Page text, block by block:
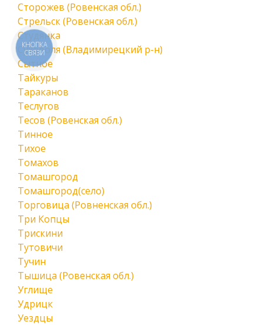
Сторожев (Ровенская обл.)
Стрельск (Ровенская обл.)
Студянка
Суховоля (Владимирецкий р-н)
Сытное
Тайкуры
Тараканов
Теслугов
Тесов (Ровенская обл.)
Тинное
Тихое
Томахов
Томашгород
Томашгород(село)
Торговица (Ровненская обл.)
Три Копцы
Трискини
Тутовичи
Тучин
Тышица (Ровенская обл.)
Углище
Удрицк
Уездцы
КНОПКА
СВЯЗИ